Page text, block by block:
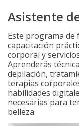
Asistente
Este programa de
capacitación
corporal y
Aprenderás
depilación,
terapias
habilidades
necesarias para
belleza.